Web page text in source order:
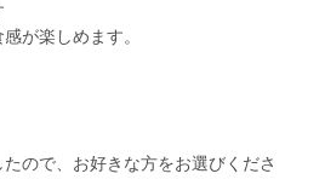
が楽しめます。
ので、お好きな方をお選びくださ